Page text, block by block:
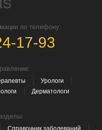
по телефону:
17-93
Урологи
Дерматологи
Справочник заболеваний